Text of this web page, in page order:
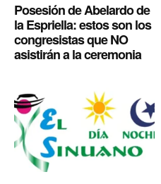
Posesión de Abelardo de
la Espriella: estos son los
congresistas que NO
asistirán a la ceremonia